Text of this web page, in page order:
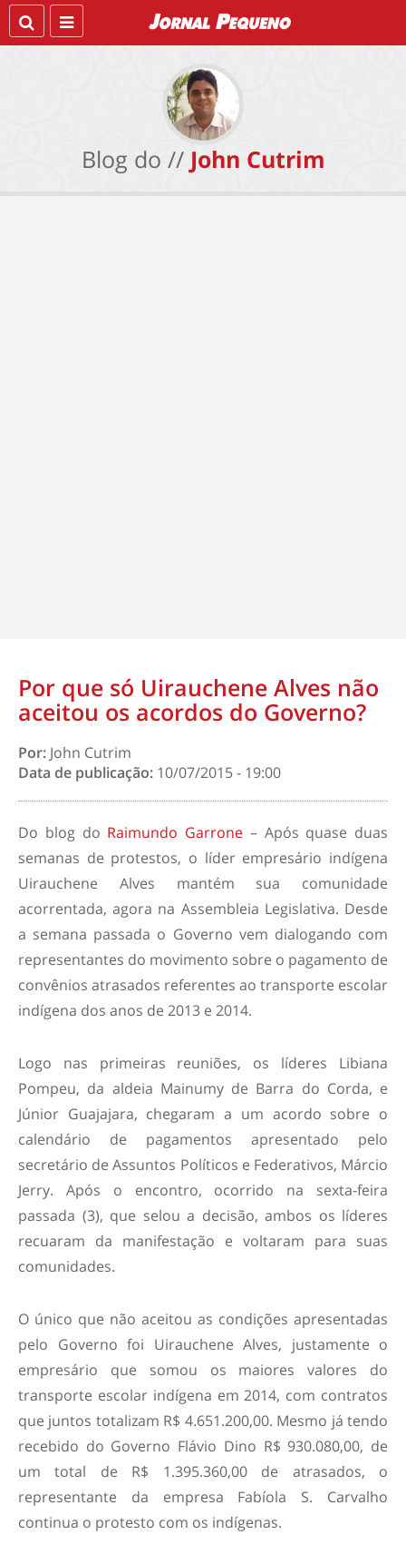
Blog do // John Cutrim
Por que só Uirauchene Alves não
aceitou os acordos do Governo?
Por: John Cutrim
Data de publicação: 10/07/2015 - 19:00
Do blog do Raimundo Garrone – Após quase duas
semanas de protestos, o líder empresário indígena
Uirauchene Alves mantém sua comunidade
acorrentada, agora na Assembleia Legislativa. Desde
a semana passada o Governo vem dialogando com
representantes do movimento sobre o pagamento de
convênios atrasados referentes ao transporte escolar
indígena dos anos de 2013 e 2014.
Logo nas primeiras reuniões, os líderes Libiana
Pompeu, da aldeia Mainumy de Barra do Corda, e
Júnior Guajajara, chegaram a um acordo sobre o
calendário de pagamentos apresentado pelo
secretário de Assuntos Políticos e Federativos, Márcio
Jerry. Após o encontro, ocorrido na sexta-feira
passada (3), que selou a decisão, ambos os líderes
recuaram da manifestação e voltaram para suas
comunidades.
O único que não aceitou as condições apresentadas
pelo Governo foi Uirauchene Alves, justamente o
empresário que somou os maiores valores do
transporte escolar indígena em 2014, com contratos
que juntos totalizam R$ 4.651.200,00. Mesmo já tendo
recebido do Governo Flávio Dino R$ 930.080,00, de
um total de R$ 1.395.360,00 de atrasados, o
representante da empresa Fabíola S. Carvalho
continua o protesto com os indígenas.